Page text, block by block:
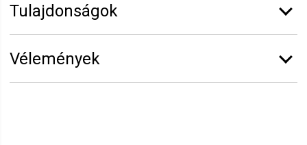
Tulajdonságok
Kiszerelés:
Vélemények